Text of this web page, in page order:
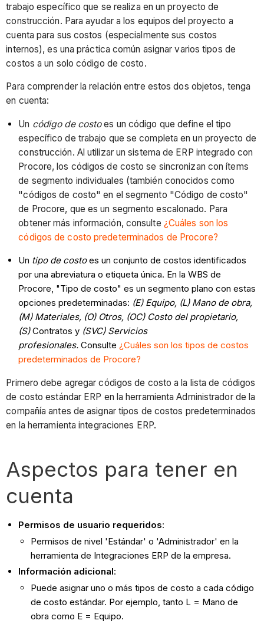
trabajo específico que se realiza en un proyecto de
construcción. Para ayudar a los equipos del proyecto a
cuenta para sus costos (especialmente sus costos
internos), es una práctica común asignar varios tipos de
costos a un solo código de costo.
Para comprender la relación entre estos dos objetos, tenga
en cuenta:
Un código de costoes un código que define el tipo
específico de trabajo que se completa en un proyecto de
construcción. Al utilizar un sistema de ERP integrado con
Procore, los códigos de costo se sincronizan con ítems
de segmento individuales (también conocidos como
"códigos de costo" en el segmento "Código de costo"
de Procore, que es un segmento escalonado. Para
obtener más información, consulte ¿Cuáles son los
códigos de costo predeterminados de Procore?
Un tipo de costoes un conjunto de costos identificados
por una abreviatura o etiqueta única. En la WBS de
Procore, "Tipo de costo" es un segmento plano con estas
opciones predeterminadas: (E) Equipo, (L) Mano de obra,
(M) Materiales, (O) Otros, (OC) Costo del propietario,
(S)Contratos y (SVC) Servicios
profesionales.Consulte¿Cuáles son los tipos de costos
predeterminados de Procore?
Primero debe agregar códigos de costo a la lista de códigos
de costo estándar ERP en la herramienta Administrador de la
compañía antes de asignar tipos de costos predeterminados
en la herramienta integraciones ERP.
Aspectos para tener en
cuenta
Permisos de usuario requeridos:
Permisos de nivel 'Estándar' o 'Administrador' en la
herramienta de Integraciones ERP de la empresa.
Información adicional:
Puede asignar uno o más tipos de costo a cada código
de costo estándar. Por ejemplo, tanto L = Mano de
obra como E = Equipo.